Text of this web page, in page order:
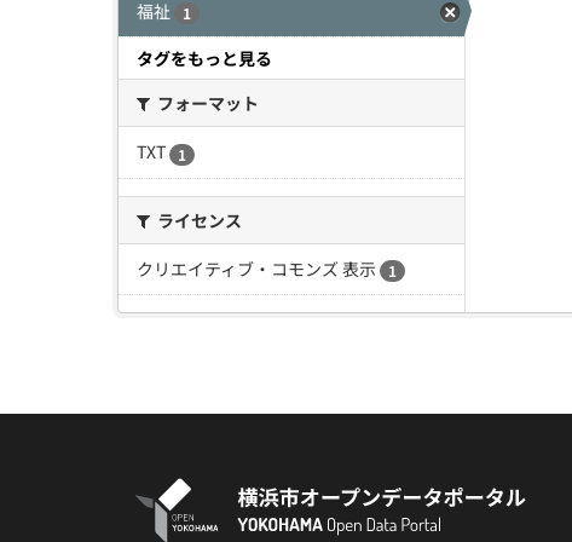
福祉 1
タグをもっと見る
フォーマット
TXT
1
ライセンス
クリエイティブ・コモンズ 表示
1